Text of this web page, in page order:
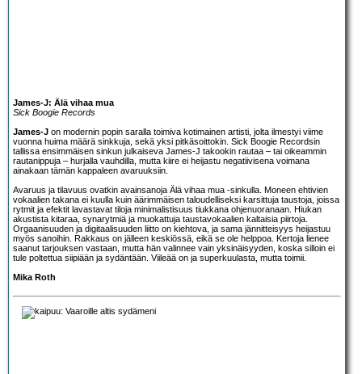
James-J: Älä vihaa mua
Sick Boogie Records
James-J on modernin popin saralla toimiva kotimainen artisti, jolta ilmestyi viime
vuonna huima määrä sinkkuja, sekä yksi pitkäsoittokin. Sick Boogie Recordsin
tallissa ensimmäisen sinkun julkaiseva James-J takookin rautaa – tai oikeammin
rautanippuja – hurjalla vauhdilla, mutta kiire ei heijastu negatiivisena voimana
ainakaan tämän kappaleen avaruuksiin.
Avaruus ja tilavuus ovatkin avainsanoja Älä vihaa mua -sinkulla. Moneen ehtivien
vokaalien takana ei kuulla kuin äärimmäisen taloudelliseksi karsittuja taustoja, joissa
rytmit ja efektit lavastavat tiloja minimalistisuus tiukkana ohjenuoranaan. Hiukan
akustista kitaraa, synarytmiä ja muokattuja taustavokaalien kaltaisia piirtoja.
Orgaanisuuden ja digitaalisuuden liitto on kiehtova, ja sama jännitteisyys heijastuu
myös sanoihin. Rakkaus on jälleen keskiössä, eikä se ole helppoa. Kertoja lienee
saanut tarjouksen vastaan, mutta hän valinnee vain yksinäisyyden, koska silloin ei
tule poltettua siipiään ja sydäntään. Viileää on ja superkuulasta, mutta toimii.
Mika Roth